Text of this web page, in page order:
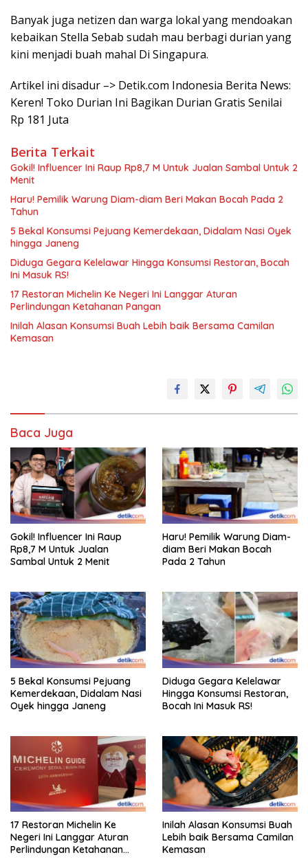
Banyak juga netizen dan warga lokal yang mendoakan
kebaikan Stella Sebab sudah mau berbagi durian yang
kini menjadi buah mahal Di Singapura.
Artikel ini disadur –> Detik.com Indonesia Berita News:
Keren! Toko Durian Ini Bagikan Durian Gratis Senilai
Rp 181 Juta
Berita Terkait
Gokil! Influencer Ini Raup Rp8,7 M Untuk Jualan Sambal Untuk 2
Menit
Haru! Pemilik Warung Diam-diam Beri Makan Bocah Pada 2
Tahun
5 Bekal Konsumsi Pejuang Kemerdekaan, Didalam Nasi Oyek
hingga Janeng
Diduga Gegara Kelelawar Hingga Konsumsi Restoran, Bocah
Ini Masuk RS!
17 Restoran Michelin Ke Negeri Ini Langgar Aturan
Perlindungan Ketahanan Pangan
Inilah Alasan Konsumsi Buah Lebih baik Bersama Camilan
Kemasan
Baca Juga
Gokil! Influencer Ini Raup
Rp8,7 M Untuk Jualan
Sambal Untuk 2 Menit
Haru! Pemilik Warung Diam-
diam Beri Makan Bocah
Pada 2 Tahun
5 Bekal Konsumsi Pejuang
Kemerdekaan, Didalam Nasi
Oyek hingga Janeng
Diduga Gegara Kelelawar
Hingga Konsumsi Restoran,
Bocah Ini Masuk RS!
17 Restoran Michelin Ke
Negeri Ini Langgar Aturan
Perlindungan Ketahanan
Inilah Alasan Konsumsi Buah
Lebih baik Bersama Camilan
Kemasan